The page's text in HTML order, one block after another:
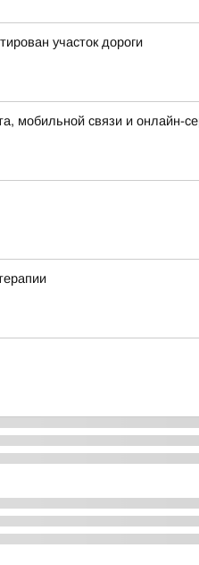
участок дороги
мобильной связи и онлайн-